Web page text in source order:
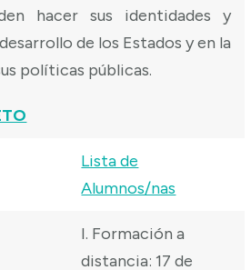
hacer sus identidades y
de los Estados y en la
políticas públicas.
Lista de
Alumnos/nas
I. Formación a
distancia: 17 de